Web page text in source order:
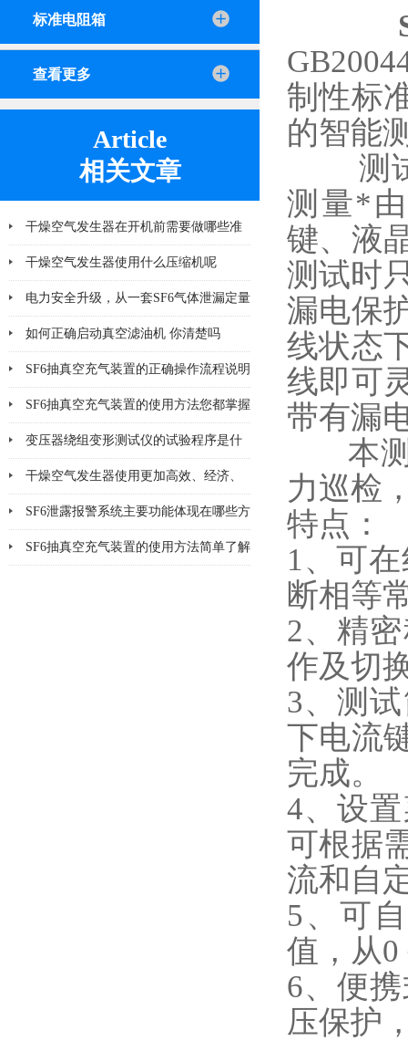
标准电阻箱
查看更多
Article
相关文章
干燥空气发生器在开机前需要做哪些准
备工作
干燥空气发生器使用什么压缩机呢
电力安全升级，从一套SF6气体泄漏定量
监控系统开始
如何正确启动真空滤油机 你清楚吗
SF6抽真空充气装置的正确操作流程说明
SF6抽真空充气装置的使用方法您都掌握
了吗
变压器绕组变形测试仪的试验程序是什
么
干燥空气发生器使用更加高效、经济、
安全、环保
SF6泄露报警系统主要功能体现在哪些方
面
SF6抽真空充气装置的使用方法简单了解
制性标
的智能
测试
测量*
键、液
测试时
漏电保
线状态
线即可
带有漏
本测
力巡检
特点：
1、可
断相等
2、精
作及切
3、测
下电流
完成。
4、设
可根据
流和自
5、可
值，从0
6、便
压保护